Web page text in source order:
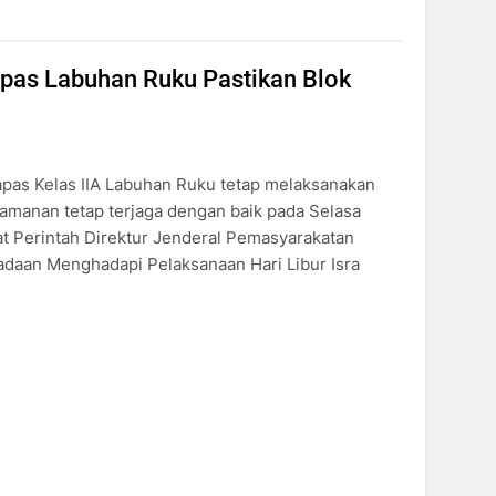
Labuhan Ruku Pastikan Blok
Kelas IIA Labuhan Ruku tetap melaksanakan
tetap terjaga dengan baik pada Selasa
Perintah Direktur Jenderal Pemasyarakatan
Menghadapi Pelaksanaan Hari Libur Isra